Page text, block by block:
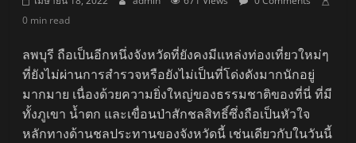
0 min read
ลพบุรี ถือเป็นอีกหนึ่งจังหวัดที่ยังคงมีแหล่งท่องเที่ยวใหม่ๆ
ที่ยังไม่ผ่านการสำรวจหรือยังไม่เป็นที่โด่งดังมากนักอยู่
มากมาย เนื่องด้วยความยิ่งใหญ่ของธรรมชาติของที่นี่ ที่มี
ทั้งภูเขา น้ำตก และเขื่อนป่าสักชลสิทธิ์ซึ่งถือเป็นหัวใจ
หลักทางด้านชลประทานของจังหวัดนี้ เช่นเดียวกับในวันนี้